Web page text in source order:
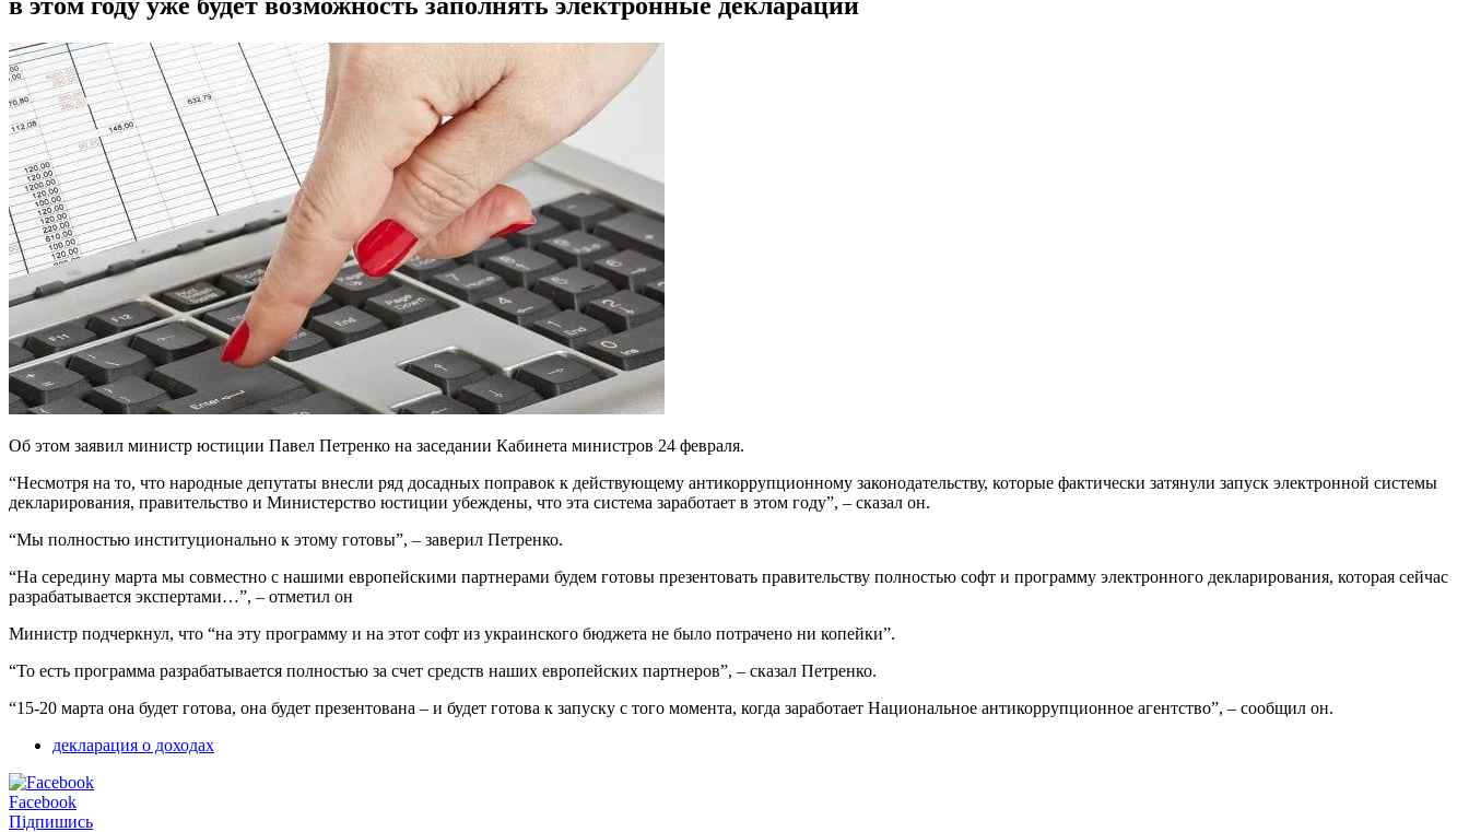
Об этом заявил министр юстиции Павел Петренко на заседании Кабинета министров 24 февраля.
“Несмотря на то, что народные депутаты внесли ряд досадных поправок к действующему антикоррупционному законодательству, которые фактически затянули запуск электронной системы
декларирования, правительство и Министерство юстиции убеждены, что эта система заработает в этом году”, – сказал он.
“Мы полностью институционально к этому готовы”, – заверил Петренко.
“На середину марта мы совместно с нашими европейскими партнерами будем готовы презентовать правительству полностью софт и программу электронного декларирования, которая сейчас
разрабатывается экспертами…”, – отметил он
Министр подчеркнул, что “на эту программу и на этот софт из украинского бюджета не было потрачено ни копейки”.
“То есть программа разрабатывается полностью за счет средств наших европейских партнеров”, – сказал Петренко.
“15-20 марта она будет готова, она будет презентована – и будет готова к запуску с того момента, когда заработает Национальное антикоррупционное агентство”, – сообщил он.
декларация о доходах
Facebook
Підпишись